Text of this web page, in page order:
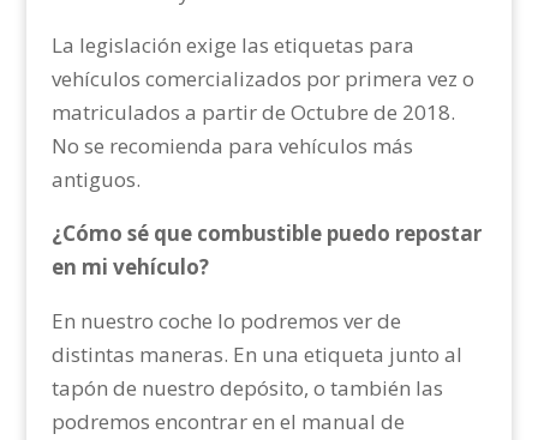
La legislación exige las etiquetas para
vehículos comercializados por primera vez o
matriculados a partir de Octubre de 2018.
No se recomienda para vehículos más
antiguos.
¿Cómo sé que combustible puedo repostar
en mi vehículo?
En nuestro coche lo podremos ver de
distintas maneras. En una etiqueta junto al
tapón de nuestro depósito, o también las
podremos encontrar en el manual de